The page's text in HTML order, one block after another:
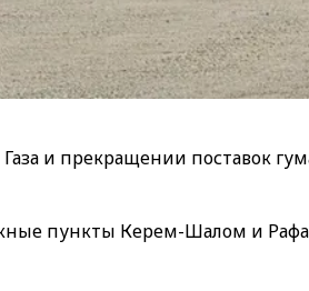
и прекращении поставок
пункты Керем-Шалом и